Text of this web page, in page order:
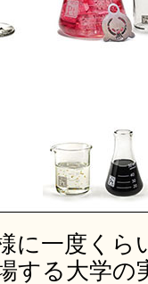
に一度くら
する大学の